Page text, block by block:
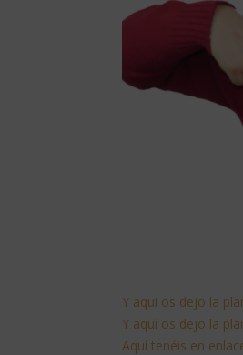
Y aquí os dejo la
Y aquí os dejo la
Aquí tenéis en